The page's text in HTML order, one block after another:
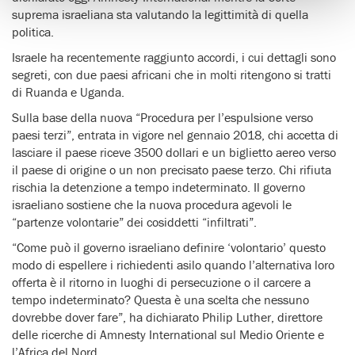
suprema israeliana sta valutando la legittimità di quella
politica.
Israele ha recentemente raggiunto accordi, i cui dettagli sono
segreti, con due paesi africani che in molti ritengono si tratti
di Ruanda e Uganda.
Sulla base della nuova “Procedura per l’espulsione verso
paesi terzi”, entrata in vigore nel gennaio 2018, chi accetta di
lasciare il paese riceve 3500 dollari e un biglietto aereo verso
il paese di origine o un non precisato paese terzo. Chi rifiuta
rischia la detenzione a tempo indeterminato. Il governo
israeliano sostiene che la nuova procedura agevoli le
“partenze volontarie” dei cosiddetti “infiltrati”.
“Come può il governo israeliano definire ‘volontario’ questo
modo di espellere i richiedenti asilo quando l’alternativa loro
offerta è il ritorno in luoghi di persecuzione o il carcere a
tempo indeterminato? Questa è una scelta che nessuno
dovrebbe dover fare”, ha dichiarato Philip Luther, direttore
delle ricerche di Amnesty International sul Medio Oriente e
l’Africa del Nord.